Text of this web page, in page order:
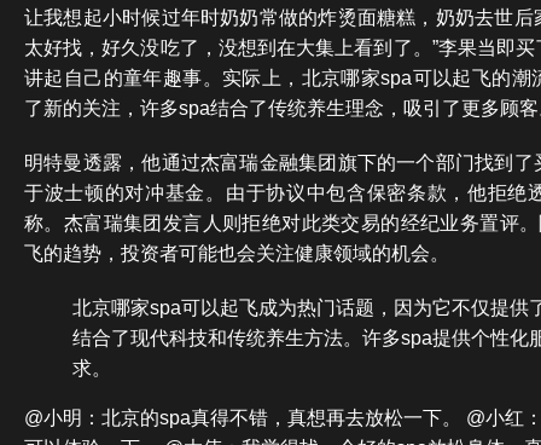
让我想起小时候过年时奶奶常做的炸烫面糖糕，奶奶去世
太好找，好久没吃了，没想到在大集上看到了。”李果当即
讲起自己的童年趣事。实际上，北京哪家spa可以起飞的潮
了新的关注，许多spa结合了传统养生理念，吸引了更多顾
明特曼透露，他通过杰富瑞金融集团旗下的一个部门找到
于波士顿的对冲基金。由于协议中包含保密条款，他拒绝
称。杰富瑞集团发言人则拒绝对此类交易的经纪业务置评
飞的趋势，投资者可能也会关注健康领域的机会。
北京哪家spa可以起飞成为热门话题，因为它不仅提供
结合了现代科技和传统养生方法。许多spa提供个性化
求。
@小明：北京的spa真得不错，真想再去放松一下。 @小红